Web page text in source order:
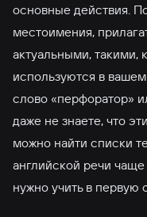
основные действия.
местоимения,
актуальными, такими,
используются в
слово «перфоратор»
даже не знаете, что
можно найти списки
английской речи
нужно учить в первую